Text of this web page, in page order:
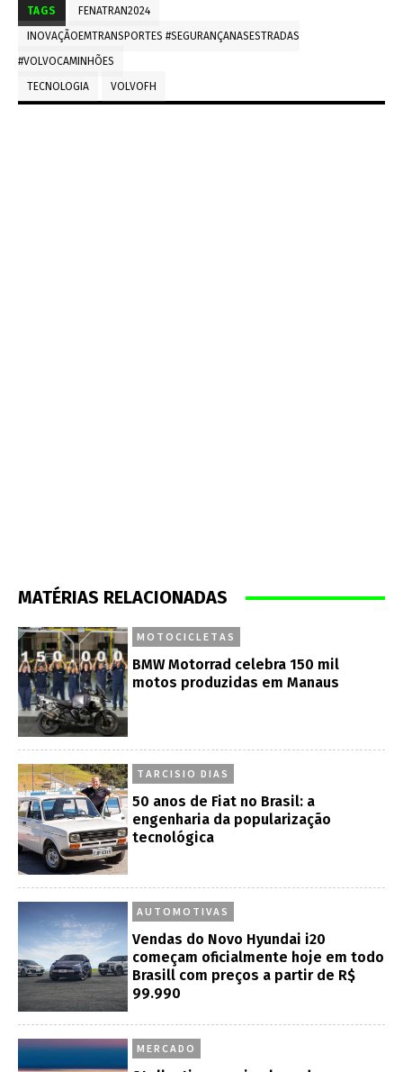
TAGS
FENATRAN2024
INOVAÇÃOEMTRANSPORTES #SEGURANÇANASESTRADAS
#VOLVOCAMINHÕES
TECNOLOGIA
VOLVOFH
MATÉRIAS RELACIONADAS
MOTOCICLETAS
BMW Motorrad celebra 150 mil
motos produzidas em Manaus
TARCISIO DIAS
50 anos de Fiat no Brasil: a
engenharia da popularização
tecnológica
AUTOMOTIVAS
Vendas do Novo Hyundai i20
começam oficialmente hoje em todo
Brasill com preços a partir de R$
99.990
MERCADO